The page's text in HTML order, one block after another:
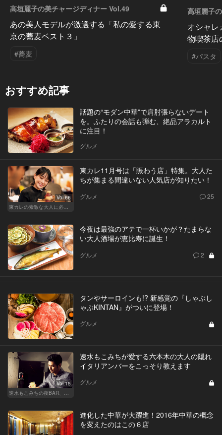
高垣麗子の美チャージディナー Vol.49
あの美人モデルが激選する「私の愛する東
京の蕎麦ベスト３」
#蕎麦
高垣麗子
オシャ
物喫茶店
#パスタ
おすすめ記事
話題の“モダン中華”で肩肘張らないデート
を。ふたりの会話も弾む、絶品アラカルト
に注目！
グルメ
Vol.66
東カレの素敵な大人に必要なこと
東カレ11月号は「賑わう店」特集。大人た
ちが集まる間違いない人気店が知りたい！
グルメ 25
今夜は最強のアテで一杯いかが？たまらな
い大人酒場が恵比寿に誕生！
グルメ 2
タンやサーロインも!? 新感覚の『しゃぶし
ゃぶKINTAN』がついに登場！
グルメ
Vol.15
速水もこみちの夜BAR、夜メシ、夜レシピ
速水もこみちが愛する六本木の大人の隠れ
イタリアンバーをこっそり教えます
グルメ
進化した中華が大躍進！2016年中華の概念
を変えたのはこの６店